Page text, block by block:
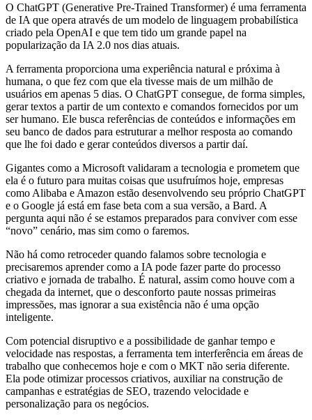
O ChatGPT (Generative Pre-Trained Transformer) é uma ferramenta
de IA que opera através de um modelo de linguagem probabilística
criado pela OpenAI e que tem tido um grande papel na
popularização da IA 2.0 nos dias atuais.
A ferramenta proporciona uma experiência natural e próxima à
humana, o que fez com que ela tivesse mais de um milhão de
usuários em apenas 5 dias. O ChatGPT consegue, de forma simples,
gerar textos a partir de um contexto e comandos fornecidos por um
ser humano. Ele busca referências de conteúdos e informações em
seu banco de dados para estruturar a melhor resposta ao comando
que lhe foi dado e gerar conteúdos diversos a partir daí.
Gigantes como a Microsoft validaram a tecnologia e prometem que
ela é o futuro para muitas coisas que usufruímos hoje, empresas
como Alibaba e Amazon estão desenvolvendo seu próprio ChatGPT
e o Google já está em fase beta com a sua versão, a Bard. A
pergunta aqui não é se estamos preparados para conviver com esse
“novo” cenário, mas sim como o faremos.
Não há como retroceder quando falamos sobre tecnologia e
precisaremos aprender como a IA pode fazer parte do processo
criativo e jornada de trabalho. É natural, assim como houve com a
chegada da internet, que o desconforto paute nossas primeiras
impressões, mas ignorar a sua existência não é uma opção
inteligente.
Com potencial disruptivo e a possibilidade de ganhar tempo e
velocidade nas respostas, a ferramenta tem interferência em áreas de
trabalho que conhecemos hoje e com o MKT não seria diferente.
Ela pode otimizar processos criativos, auxiliar na construção de
campanhas e estratégias de SEO, trazendo velocidade e
personalização para os negócios.